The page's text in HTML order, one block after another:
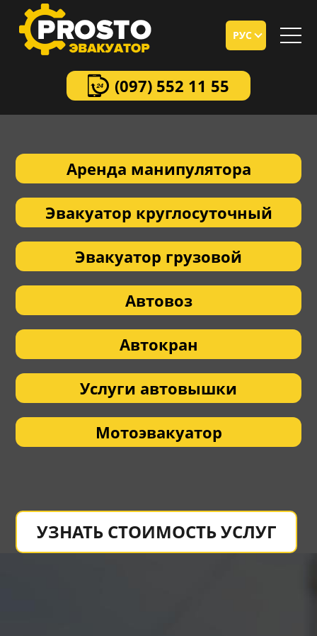
РУС
(097) 552 11 55
Аренда манипулятора
Эвакуатор круглосуточный
Эвакуатор грузовой
Автовоз
Автокран
Услуги автовышки
Мотоэвакуатор
УЗНАТЬ СТОИМОСТЬ УСЛУГ